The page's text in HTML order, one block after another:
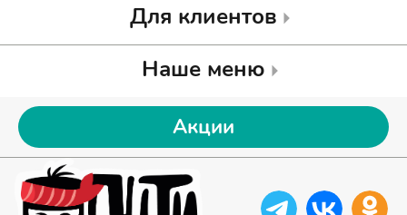
Для клиентов
Наше меню
Акции